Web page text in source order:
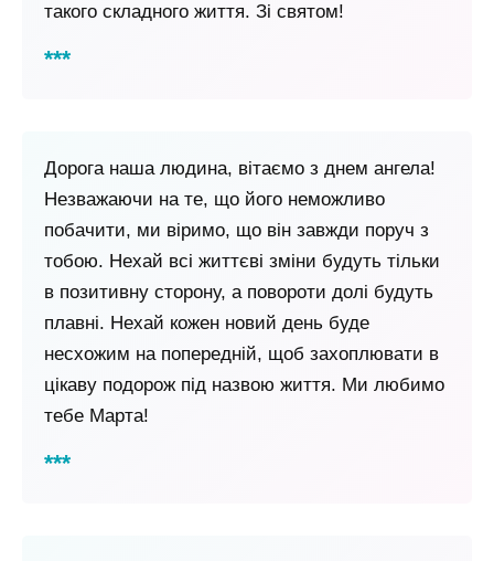
такого складного життя. Зі святом!
Дорога наша людина, вітаємо з днем ​​ангела!
Незважаючи на те, що його неможливо
побачити, ми віримо, що він завжди поруч з
тобою. Нехай всі життєві зміни будуть тільки
в позитивну сторону, а повороти долі будуть
плавні. Нехай кожен новий день буде
несхожим на попередній, щоб захоплювати в
цікаву подорож під назвою життя. Ми любимо
тебе Марта!